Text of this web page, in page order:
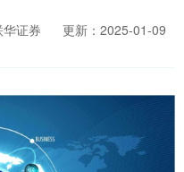
证券
更新：2025-01-09